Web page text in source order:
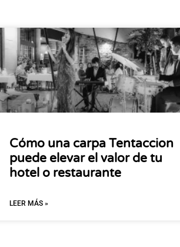
Cómo una carpa Tentaccion
puede elevar el valor de tu
hotel o restaurante
LEER MÁS »